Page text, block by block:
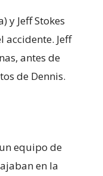
y Jeff Stokes
accidente. Jeff
antes de
de Dennis.
equipo de
en la